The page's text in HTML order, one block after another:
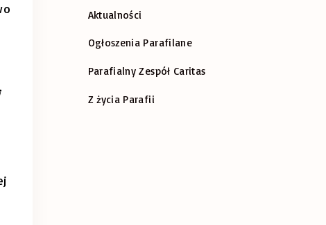
Aktualności
Ogłoszenia Parafilane
Parafialny Zespół Caritas
Z życia Parafii